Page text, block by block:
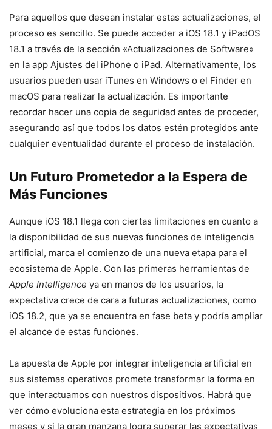
Para aquellos que desean instalar estas actualizaciones, el
proceso es sencillo. Se puede acceder a iOS 18.1 y iPadOS
18.1 a través de la sección «Actualizaciones de Software»
en la app Ajustes del iPhone o iPad. Alternativamente, los
usuarios pueden usar iTunes en Windows o el Finder en
macOS para realizar la actualización. Es importante
recordar hacer una copia de seguridad antes de proceder,
asegurando así que todos los datos estén protegidos ante
cualquier eventualidad durante el proceso de instalación.
Un Futuro Prometedor a la Espera de
Más Funciones
Aunque iOS 18.1 llega con ciertas limitaciones en cuanto a
la disponibilidad de sus nuevas funciones de inteligencia
artificial, marca el comienzo de una nueva etapa para el
ecosistema de Apple. Con las primeras herramientas de
Apple Intelligence ya en manos de los usuarios, la
expectativa crece de cara a futuras actualizaciones, como
iOS 18.2, que ya se encuentra en fase beta y podría ampliar
el alcance de estas funciones.
La apuesta de Apple por integrar inteligencia artificial en
sus sistemas operativos promete transformar la forma en
que interactuamos con nuestros dispositivos. Habrá que
ver cómo evoluciona esta estrategia en los próximos
meses y si la gran manzana logra superar las expectativas